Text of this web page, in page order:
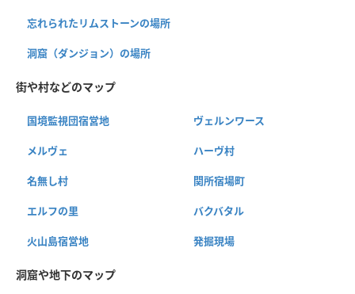
忘れられたリムストーンの場所
洞窟（ダンジョン）の場所
街や村などのマップ
国境監視団宿営地 ヴェルンワース
メルヴェ ハーヴ村
名無し村 関所宿場町
エルフの里 バクバタル
火山島宿営地 発掘現場
洞窟や地下のマップ